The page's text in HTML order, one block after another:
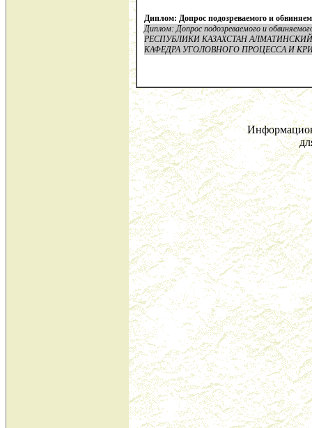
Диплом: Допрос подозреваемого и
Диплом: Допрос подозреваемого и
РЕСПУБЛИКИ КАЗАХСТАН
КАФЕДРА УГОЛОВНОГО ПРОЦЕССА И